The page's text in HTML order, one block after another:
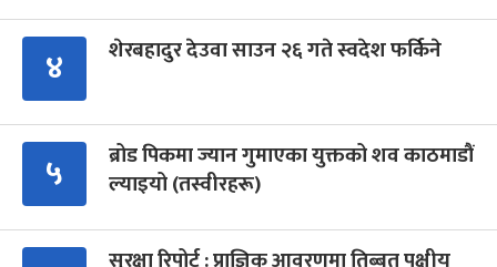
४ शेरबहादुर देउवा साउन २६ गते स्वदेश फर्किने
५
ब्रोड पिकमा ज्यान गुमाएका युक्तको शव काठमाडौं
ल्याइयो (तस्वीरहरू)